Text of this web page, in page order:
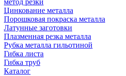
метод резки
Цинкование металла
Порошковая покраска металла
Латунные заготовки
Плазменная резка металла
Рубка металла гильотиной
Гибка листа
Гибка труб
Каталог